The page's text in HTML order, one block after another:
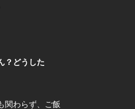
？どうした
関わらず、ご飯